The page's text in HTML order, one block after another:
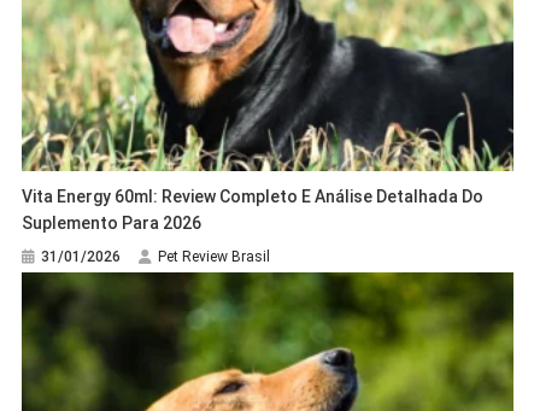
Vita Energy 60ml: Review Completo E Análise Detalhada Do
Suplemento Para 2026
31/01/2026 Pet Review Brasil